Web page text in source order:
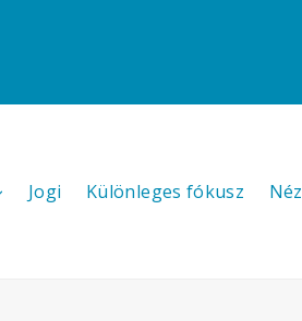
Jogi Különleges fókusz Néz